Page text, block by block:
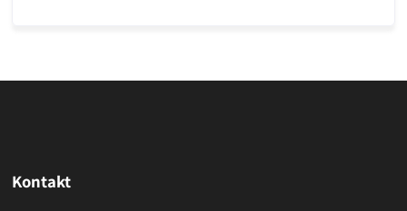
Kontakt